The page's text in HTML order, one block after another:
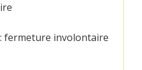
fermeture involontaire